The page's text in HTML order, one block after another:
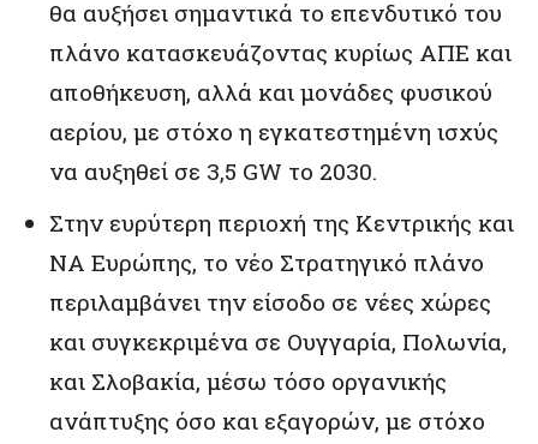
θα αυξήσει σημαντικά το επενδυτικό του
πλάνο κατασκευάζοντας κυρίως ΑΠΕ και
αποθήκευση, αλλά και μονάδες φυσικού
αερίου, με στόχο η εγκατεστημένη ισχύς
να αυξηθεί σε 3,5 GW το 2030.
Στην ευρύτερη περιοχή της Κεντρικής και
ΝΑ Ευρώπης, το νέο Στρατηγικό πλάνο
περιλαμβάνει την είσοδο σε νέες χώρες
και συγκεκριμένα σε Ουγγαρία, Πολωνία,
και Σλοβακία, μέσω τόσο οργανικής
ανάπτυξης όσο και εξαγορών, με στόχο